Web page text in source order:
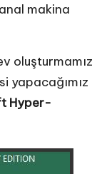
makina
oluşturmamız
yapacağımız
Hyper-